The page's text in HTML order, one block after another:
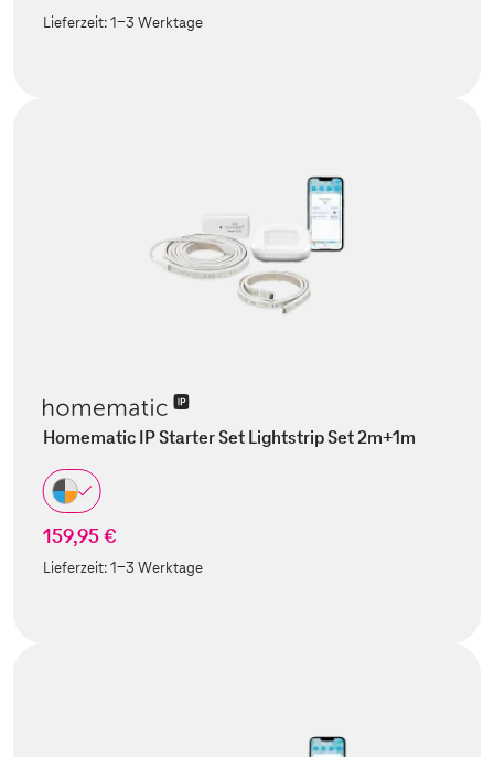
Lieferzeit:1-3 Werktage
Homematic IP Starter Set Lightstrip Set 2m+1m
159,95 €
Lieferzeit:1-3 Werktage